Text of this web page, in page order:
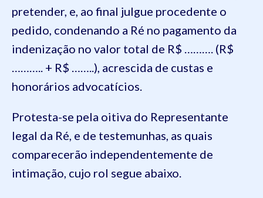
pretender, e, ao final julgue procedente o
pedido, condenando a Ré no pagamento da
indenização no valor total de R$ ………. (R$
……….. + R$ ……..), acrescida de custas e
honorários advocatícios.
Protesta-se pela oitiva do Representante
legal da Ré, e de testemunhas, as quais
comparecerão independentemente de
intimação, cujo rol segue abaixo.